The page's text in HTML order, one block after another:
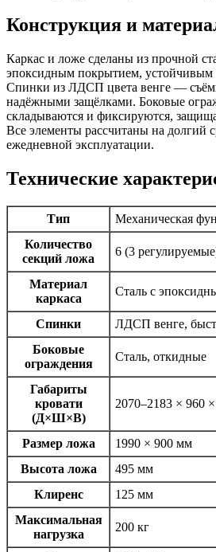
Конструкция и
Каркас и ложе сделаны из прочной
эпоксидным покрытием, устойчивым
Спинки из ЛДСП цвета венге —
надёжными защёлками. Боковые
складываются и фиксируются,
Все элементы рассчитаны на долгий
ежедневной эксплуатации.
Технические
Тип
Механическая
Количество
секций ложа
6 (3
Материал
каркаса
Сталь с
Спинки
ЛДСП венге,
Боковые
ограждения
Сталь, откидные
Габариты
кровати
(Д×Ш×В)
2070–2183 × 960
Размер ложа
1990 × 900 мм
Высота ложа
495 мм
Клиренс
125 мм
Максимальная
нагрузка
200 кг